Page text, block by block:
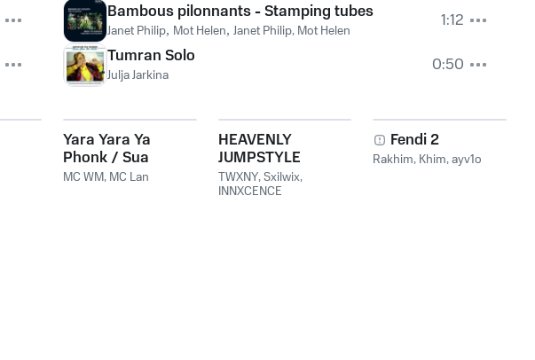
Bambous pilonnants - Stamping tubes
Janet Philip, Mot Helen, Janet Philip, Mot Helen
1:12
Tumran Solo
Julja Jarkina 0:50
Yara Yara Ya
Phonk / Sua
Amiga Eu Vou
MC WM, MC Lan
HEAVENLY
JUMPSTYLE
TWXNY,Sxilwix,
INNXCENCE
Fendi 2
Rakhim, Khim,ayv1o